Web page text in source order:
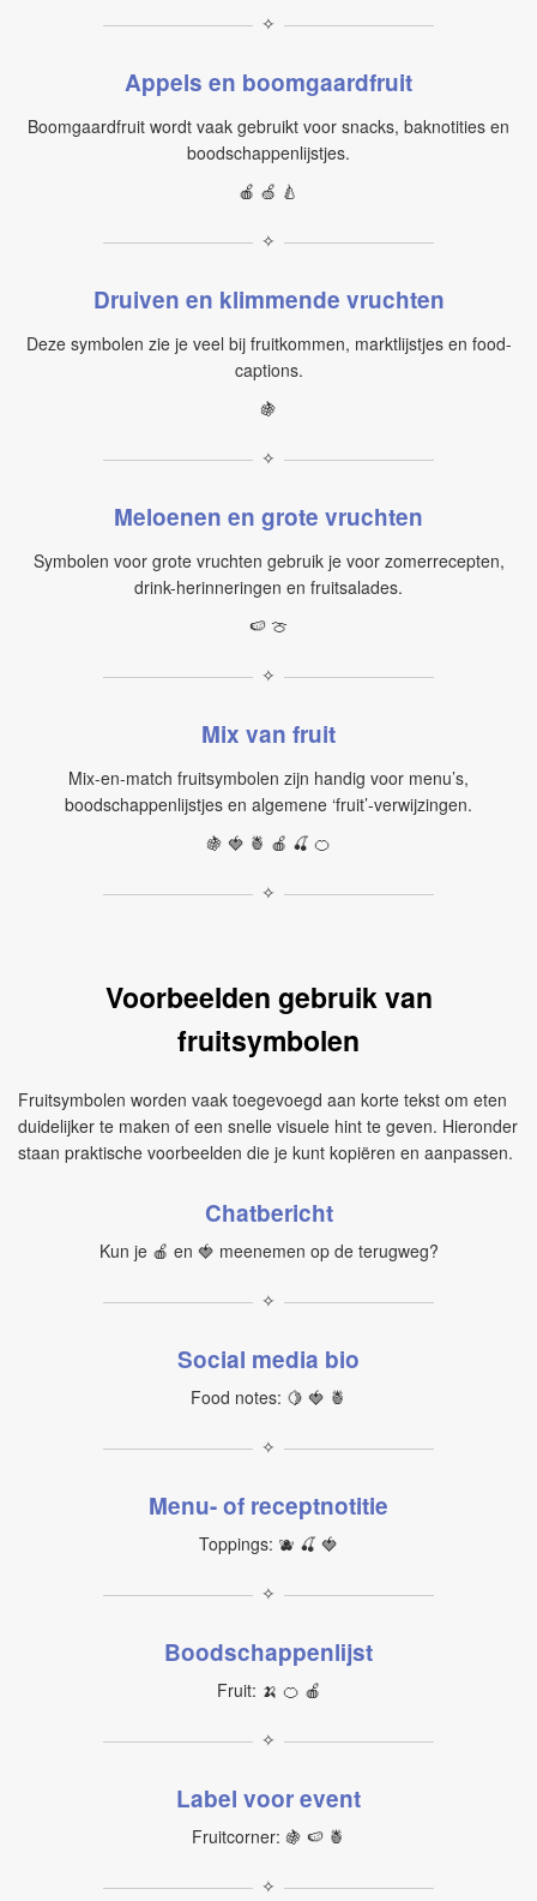
✧
Appels en boomgaardfruit
Boomgaardfruit wordt vaak gebruikt voor snacks, baknotities en
boodschappenlijstjes.
🍎 🍏 🍐
✧
Druiven en klimmende vruchten
Deze symbolen zie je veel bij fruitkommen, marktlijstjes en food-
captions.
🍇
✧
Meloenen en grote vruchten
Symbolen voor grote vruchten gebruik je voor zomerrecepten,
drink-herinneringen en fruitsalades.
🍉 🍈
✧
Mix van fruit
Mix-en-match fruitsymbolen zijn handig voor menu’s,
boodschappenlijstjes en algemene ‘fruit’-verwijzingen.
🍇 🍓 🍍 🍎 🍒 🍊
✧
Voorbeelden gebruik van
fruitsymbolen
Fruitsymbolen worden vaak toegevoegd aan korte tekst om eten
duidelijker te maken of een snelle visuele hint te geven. Hieronder
staan praktische voorbeelden die je kunt kopiëren en aanpassen.
Chatbericht
Kun je 🍎 en 🍓 meenemen op de terugweg?
✧
Social media bio
Food notes: 🍋 🍓 🍍
✧
Menu- of receptnotitie
Toppings: 🫐 🍒 🍓
✧
Boodschappenlijst
Fruit: 🍌 🍊 🍎
✧
Label voor event
Fruitcorner: 🍇 🍉 🍍
✧